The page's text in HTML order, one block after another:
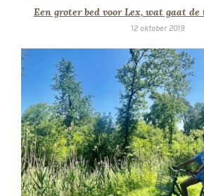
Een groter bed voor Lex, wat gaat
12 oktober 2019